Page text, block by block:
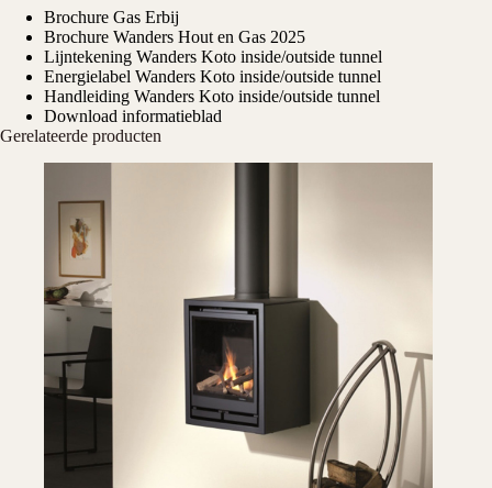
Brochure Gas Erbij
Brochure Wanders Hout en Gas 2025
Lijntekening Wanders Koto inside/outside tunnel
Energielabel Wanders Koto inside/outside tunnel
Handleiding Wanders Koto inside/outside tunnel
Download informatieblad
Gerelateerde producten